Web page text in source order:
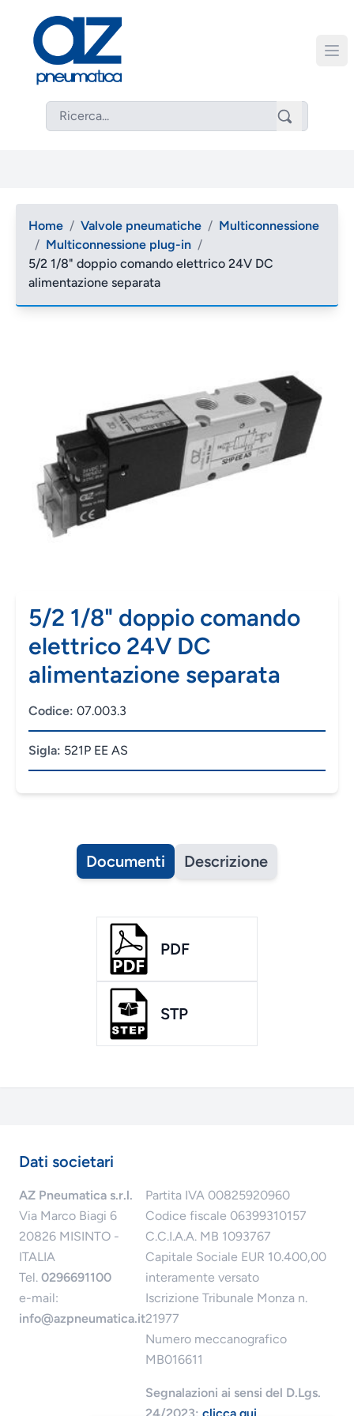
Home / Valvole pneumatiche / Multiconnessione
/ Multiconnessione plug-in /
5/2 1/8" doppio comando elettrico 24V DC
alimentazione separata
5/2 1/8" doppio comando
elettrico 24V DC
alimentazione separata
Codice: 07.003.3
Sigla: 521P EE AS
Documenti Descrizione
PDF
STP
Dati societari
AZ Pneumatica s.r.l.
Via Marco Biagi 6
20826 MISINTO -
ITALIA
Tel. 0296691100
e-mail:
info@azpneumatica.it
Partita IVA 00825920960
Codice fiscale 06399310157
C.C.I.A.A. MB 1093767
Capitale Sociale EUR 10.400,00
interamente versato
Iscrizione Tribunale Monza n.
21977
Numero meccanografico
MB016611
Segnalazioni ai sensi del D.Lgs.